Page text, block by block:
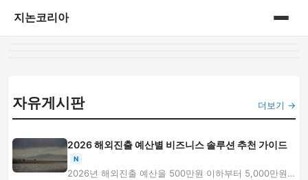
지논코리아
자유게시판
2026 해외진출 예산별 비즈니스 솔루션 추천 가이드
N
2026년 해외진출 예산을 500만원 이하부터 5,000만원
더보기 →